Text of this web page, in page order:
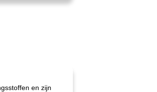
en zijn